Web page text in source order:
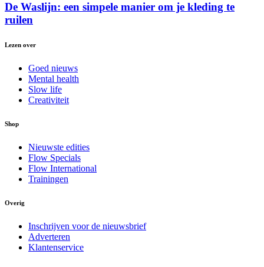
De Waslijn: een simpele manier om je kleding te
ruilen
Lezen over
Goed nieuws
Mental health
Slow life
Creativiteit
Shop
Nieuwste edities
Flow Specials
Flow International
Trainingen
Overig
Inschrijven voor de nieuwsbrief
Adverteren
Klantenservice